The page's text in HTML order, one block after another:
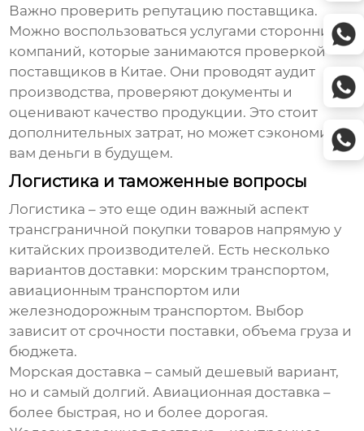
Важно проверить репутацию поставщика.
Можно воспользоваться услугами сторонних
компаний, которые занимаются проверкой
поставщиков в Китае. Они проводят аудит
производства, проверяют документы и
оценивают качество продукции. Это стоит
дополнительных затрат, но может сэкономить
вам деньги в будущем.
Логистика и таможенные вопросы
Логистика – это еще один важный аспект
трансграничной покупки товаров напрямую у
китайских производителей. Есть несколько
вариантов доставки: морским транспортом,
авиационным транспортом или
железнодорожным транспортом. Выбор
зависит от срочности поставки, объема груза и
бюджета.
Морская доставка – самый дешевый вариант,
но и самый долгий. Авиационная доставка –
более быстрая, но и более дорогая.